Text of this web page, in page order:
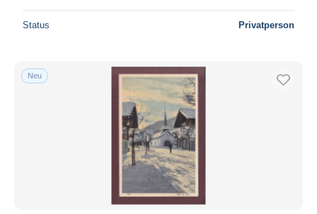
Status Privatperson
Neu